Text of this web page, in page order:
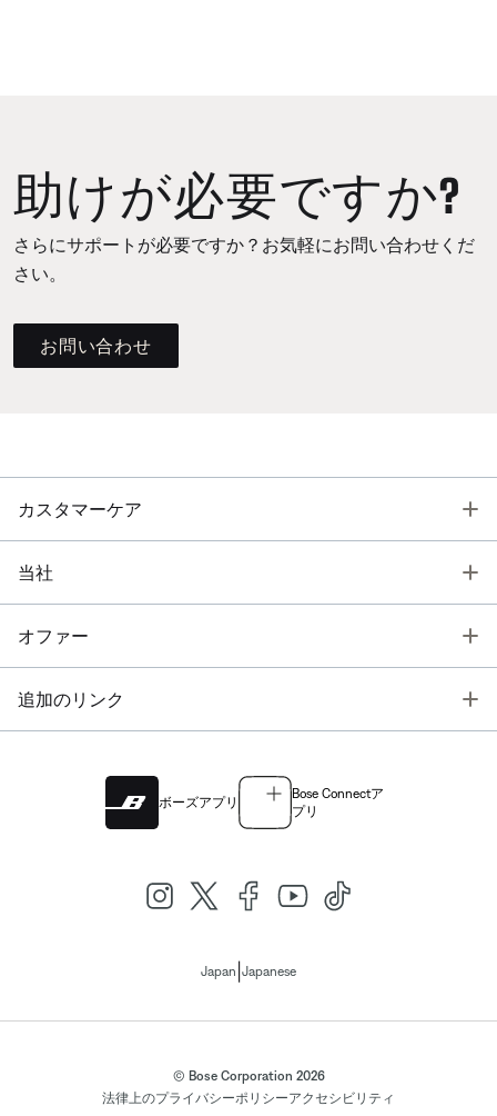
助けが必要ですか?
さらにサポートが必要ですか？お気軽にお問い合わせくだ
さい。
お問い合わせ
カスタマーケア
当社
オファー
追加のリンク
ボーズアプリ
Bose Connectア
プリ
Japan Japanese
© Bose Corporation 2026
法律上のプライバシーポリシーアクセシビリティ